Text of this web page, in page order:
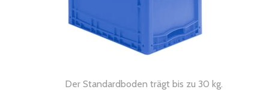
Der Standardboden trägt bis zu 30 kg.